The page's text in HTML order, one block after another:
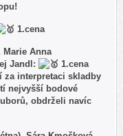
1.cena
Marie Anna
Jandl:
1.cena
za interpretaci skladby
nejvyšší bodové
obdrželi navíc